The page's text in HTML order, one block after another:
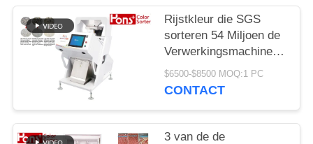
Rijstkleur die SGS
sorteren 54 Miljoen de
Verwerkingsmachine
van de Pixelseparator
$6500-$8500 MOQ:1 PC
CONTACT
3 van de de